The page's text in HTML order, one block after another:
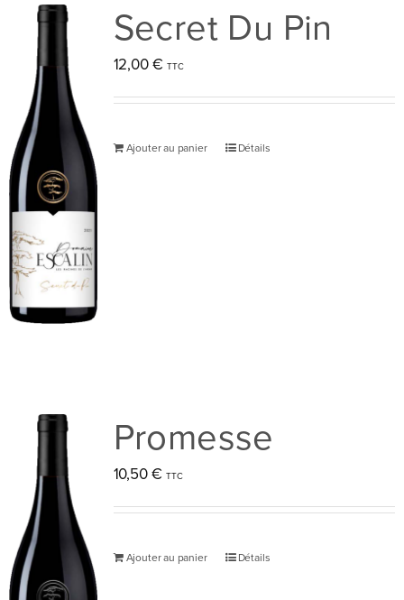
Secret Du Pin
12,00€
Ajouter au panier Détails
Promesse
10,50€
Ajouter au panier Détails